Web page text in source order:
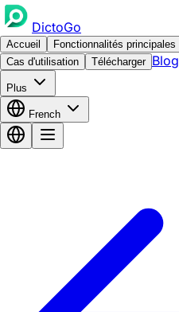
DictoGo
Accueil Fonctionnalités principales
Cas d'utilisation
Télécharger Blog
Plus
French